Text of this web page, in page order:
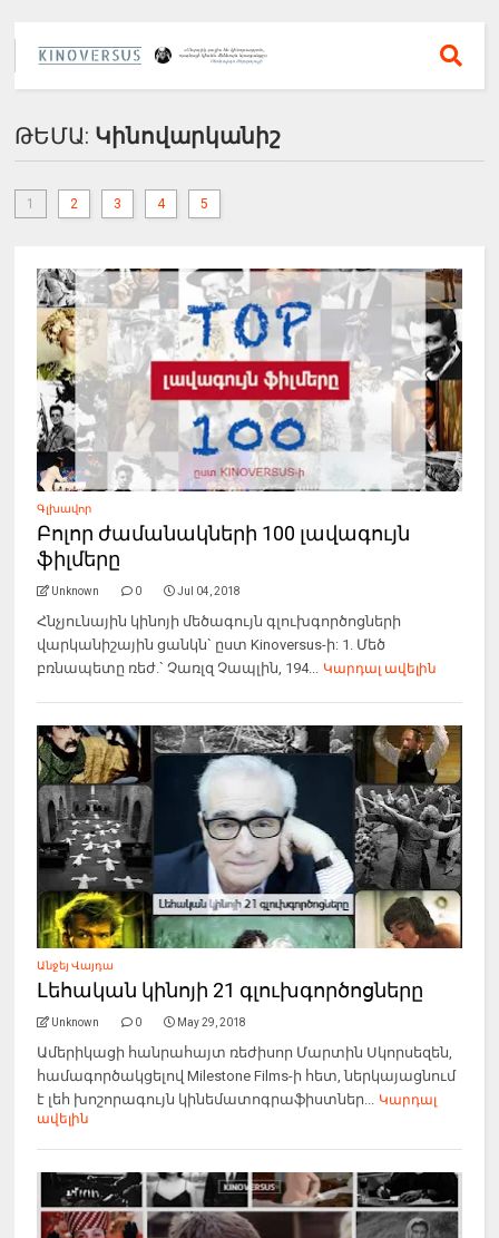
ԹԵՄԱ: Կինովարկանիշ
1 2 3 4 5
Գլխավոր
Բոլոր ժամանակների 100 լավագույն
ֆիլմերը
Unknown 0 Jul 04, 2018
Հնչյունային կինոյի մեծագույն գլուխգործոցների
վարկանիշային ցանկն` ըստ Kinoversus-ի: 1. Մեծ
բռնապետը ռեժ.` Չառլզ Չապլին, 194... Կարդալ ավելին
Անջեյ Վայդա
Լեհական կինոյի 21 գլուխգործոցները
Unknown 0 May 29, 2018
Ամերիկացի հանրահայտ ռեժիսոր Մարտին Սկորսեզեն,
համագործակցելով Milestone Films-ի հետ, ներկայացնում
է լեհ խոշորագույն կինեմատոգրաֆիստներ... Կարդալ
ավելին